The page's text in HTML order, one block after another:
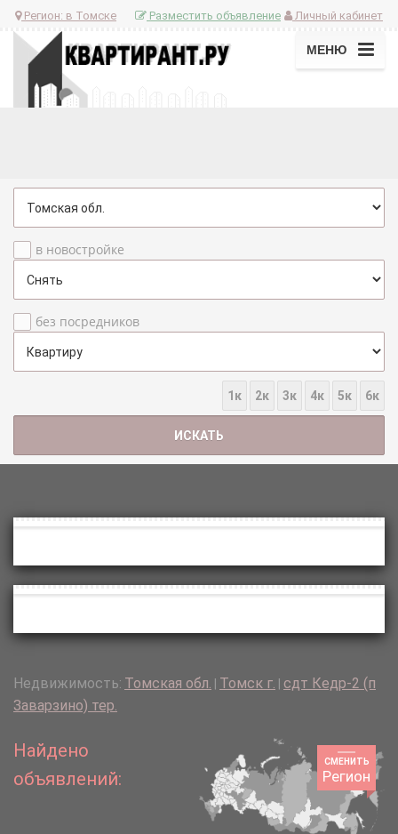
Регион: в Томске Личный кабинет
Разместить объявление
МЕНЮ
в новостройке
без посредников
1к 2к 3к 4к 5к 6к
Недвижимость: Томская обл. Томск г. сдт Кедр-2 (п
Заварзино) тер.
СМЕНИТЬ
Регион
Найдено
объявлений: